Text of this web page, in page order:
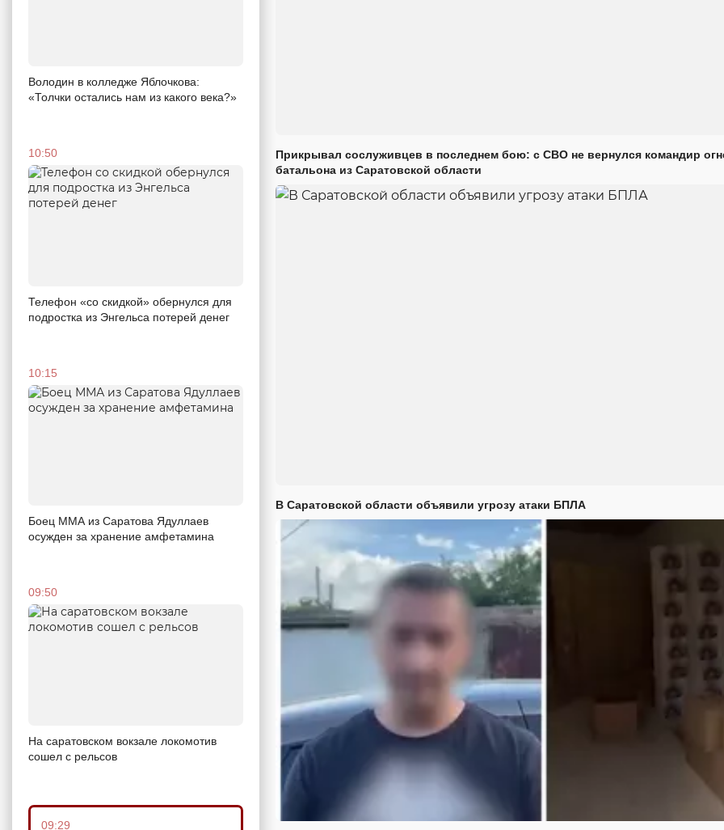
Володин в колледже Яблочкова:
«Толчки остались нам из какого века?»
10:50
Телефон «со скидкой» обернулся для
подростка из Энгельса потерей денег
10:15
Боец ММА из Саратова Ядуллаев
осужден за хранение амфетамина
09:50
На саратовском вокзале локомотив
сошел с рельсов
09:29
Прикрывал сослуживцев в последнем бою: с СВО не вернулся командир
батальона из Саратовской области
В Саратовской области объявили угрозу атаки БПЛА